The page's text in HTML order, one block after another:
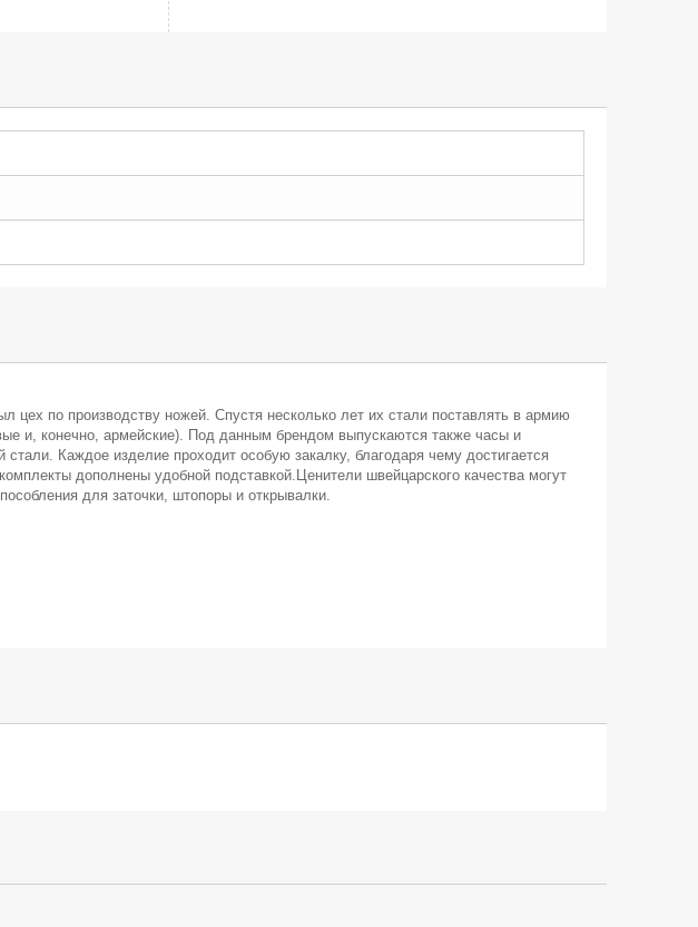
цех по производству ножей. Спустя несколько лет их стали поставлять в армию
и, конечно, армейские). Под данным брендом выпускаются также часы и
Каждое изделие проходит особую закалку, благодаря чему достигается
дополнены удобной подставкой.Ценители швейцарского качества могут
для заточки, штопоры и открывалки.